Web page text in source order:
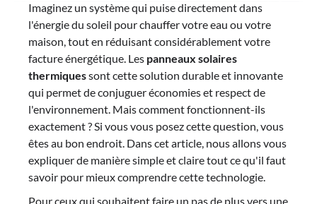
Imaginez un système qui puise directement dans
l'énergie du soleil pour chauffer votre eau ou votre
maison, tout en réduisant considérablement votre
facture énergétique. Les panneaux solaires
thermiquessont cette solution durable et innovante
qui permet de conjuguer économies et respect de
l'environnement. Mais comment fonctionnent-ils
exactement ? Si vous vous posez cette question, vous
êtes au bon endroit. Dans cet article, nous allons vous
expliquer de manière simple et claire tout ce qu'il faut
savoir pour mieux comprendre cette technologie.
Pour ceux qui souhaitent faire un pas de plus vers une